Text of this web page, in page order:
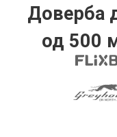
Доверба
од 500